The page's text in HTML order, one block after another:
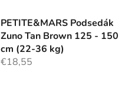
PETITE&MARS Podsedák
Zuno Tan Brown 125 - 150
cm (22-36 kg)
€18,55